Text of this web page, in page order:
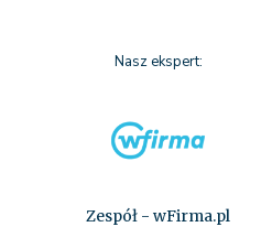
Nasz ekspert:
Zespół - wFirma.pl